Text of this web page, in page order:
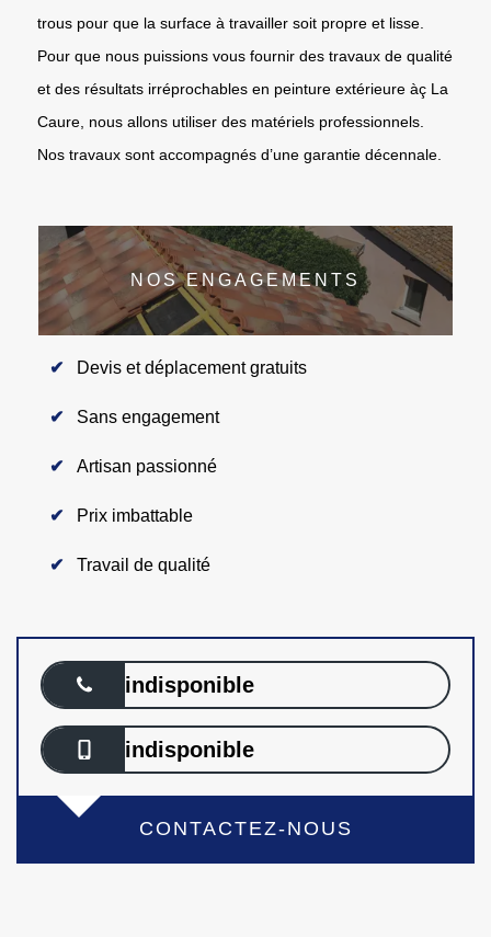
trous pour que la surface à travailler soit propre et lisse.
Pour que nous puissions vous fournir des travaux de qualité
et des résultats irréprochables en peinture extérieure àç La
Caure, nous allons utiliser des matériels professionnels.
Nos travaux sont accompagnés d’une garantie décennale.
NOS ENGAGEMENTS
Devis et déplacement gratuits
Sans engagement
Artisan passionné
Prix imbattable
Travail de qualité
indisponible
indisponible
CONTACTEZ-NOUS